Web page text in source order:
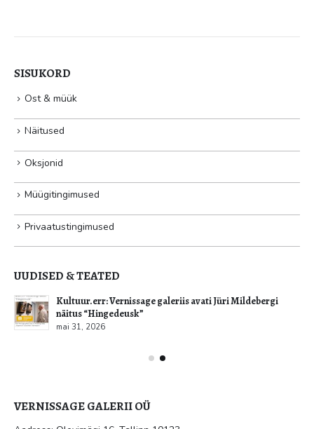
SISUKORD
Ost & müük
Näitused
Oksjonid
Müügitingimused
Privaatustingimused
UUDISED & TEATED
Kultuur.err: Vernissage galeriis avati Jüri Mildebergi
näitus “Hingedeusk”
mai 31, 2026
VERNISSAGE GALERII OÜ